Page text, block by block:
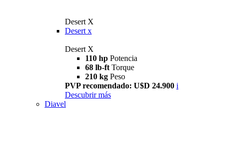
Desert X
Desert x
Desert X
110 hp Potencia
68 lb-ft Torque
210 kg Peso
PVP recomendado: U$D 24.900 i
Descubrir más
Diavel